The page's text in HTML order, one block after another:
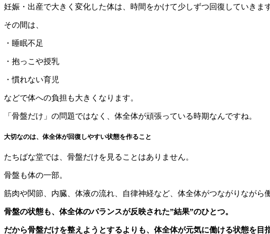
妊娠・出産で大きく変化した体は、時間をかけて少しずつ回復していきます
その間は、
・睡眠不足
・抱っこや授乳
・慣れない育児
などで体への負担も大きくなります。
「骨盤だけ」の問題ではなく、体全体が頑張っている時期なんですね。
大切なのは、体全体が回復しやすい状態を作ること
たちばな堂では、骨盤だけを見ることはありません。
骨盤も体の一部。
筋肉や関節、内臓、体液の流れ、自律神経など、体全体がつながりながら
骨盤の状態も、体全体のバランスが反映された”結果”のひとつ。
だから骨盤だけを整えようとするよりも、体全体が元気に働ける状態を目